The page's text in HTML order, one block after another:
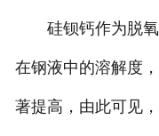
硅钡钙作为脱氧
在钢液中的溶解度
著提高，由此可见